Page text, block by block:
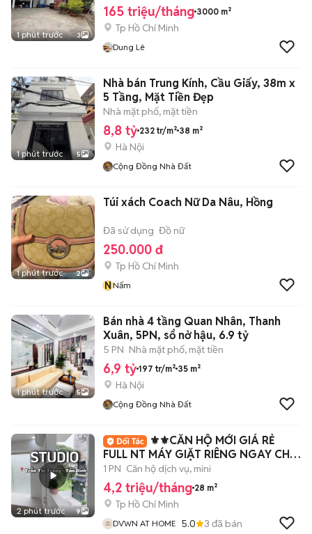
1 phút trước 3
165 triệu/tháng 3000 m²
Tp Hồ Chí Minh
Dung Lê
1 phút trước 5
Nhà bán Trung Kính, Cầu Giấy, 38m x
5 Tầng, Mặt Tiền Đẹp
Nhà mặt phố, mặt tiền
8,8 tỷ 232 tr/m² 38 m²
Hà Nội
Cộng Đồng Nhà Đất
1 phút trước 2
Túi xách Coach Nữ Da Nâu, Hồng
Đã sử dụng Đồ nữ
250.000 đ
Tp Hồ Chí Minh
NNấm
1 phút trước 5
Bán nhà 4 tầng Quan Nhân, Thanh
Xuân, 5PN, sổ nở hậu, 6.9 tỷ
5 PN Nhà mặt phố, mặt tiền
6,9 tỷ 197 tr/m² 35 m²
Hà Nội
Cộng Đồng Nhà Đất
2 phút trước 9
⚜️⚜️CĂN HỘ MỚI GIÁ RẺ
FULL NT MÁY GIẶT RIÊNG NGAY CHỢ
PHẠM VĂN BẠCH
1 PN Căn hộ dịch vụ, mini
4,2 triệu/tháng 28 m²
Tp Hồ Chí Minh
DVWN AT HOME 5.0 3 đã bán